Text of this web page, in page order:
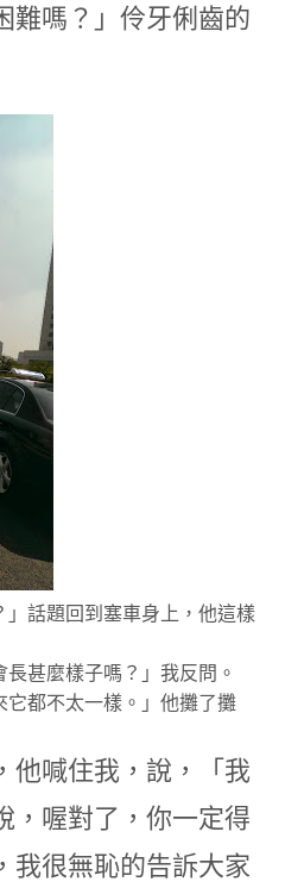
難嗎？」伶牙俐齒的
」話題回到塞車身上，他這樣
長甚麼樣子嗎？」我反問。
它都不太一樣。」他攤了攤
他喊住我，說，「我
，喔對了，你一定得
我很無恥的告訴大家